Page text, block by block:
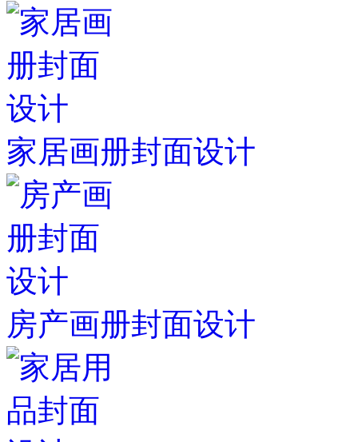
家居画册封面设计
房产画册封面设计